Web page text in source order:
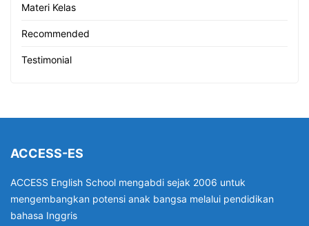
Materi Kelas
Recommended
Testimonial
ACCESS-ES
ACCESS English School mengabdi sejak 2006 untuk
mengembangkan potensi anak bangsa melalui pendidikan
bahasa Inggris